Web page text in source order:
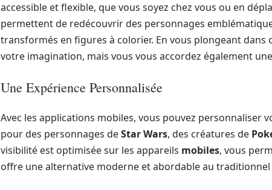
accessible et flexible, que vous soyez chez vous ou en
permettent de redécouvrir des personnages
transformés en figures à colorier. En vous plongeant dans
votre imagination, mais vous vous accordez également
Une Expérience Personnalisée
Avec les applications mobiles, vous pouvez personnaliser
pour des personnages deStar Wars, des créatures de
visibilité est optimisée sur les appareils mobiles, vous
offre une alternative moderne et abordable au